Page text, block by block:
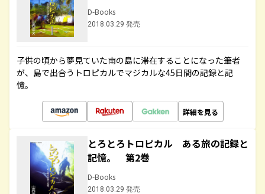
D-Books
2018.03.29 発売
子供の頃から夢見ていた南の島に滞在することになった筆者
が、島で出合うトロピカルでマジカルな45日間の記録と記
憶。
詳細を見る
とろとろトロピカル ある旅の記録と
記憶。 第2巻
D-Books
2018.03.29 発売